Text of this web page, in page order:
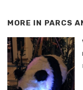
MORE IN PARCS